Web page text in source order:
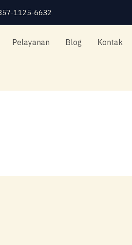
1125-6632
Pelayanan Blog Kontak